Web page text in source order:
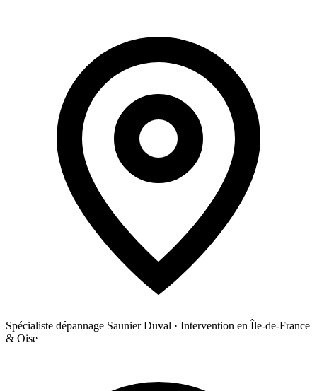
Spécialiste dépannage Saunier Duval · Intervention en Île-de-France
& Oise